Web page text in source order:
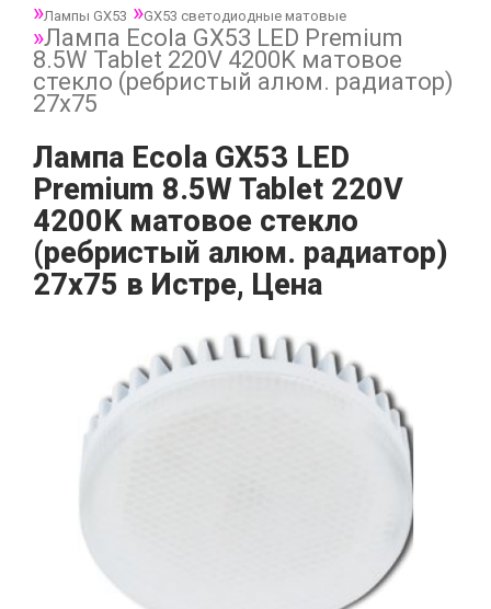
Лампы GX53
GX53 светодиодные матовые
Лампа Ecola GX53 LED Premium
8.5W Tablet 220V 4200K матовое
стекло (ребристый алюм. радиатор)
27x75
Лампа Ecola GX53 LED
Premium 8.5W Tablet 220V
4200K матовое стекло
(ребристый алюм. радиатор)
27x75 в Истре, Цена